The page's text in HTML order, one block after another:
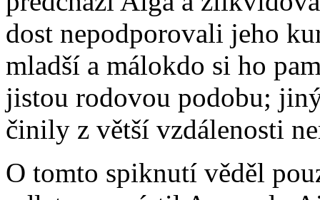
dost nepodporovali jeho
mladší a málokdo si ho
jistou rodovou podobu;
činily z větší vzdálenosti
O tomto spiknutí věděl